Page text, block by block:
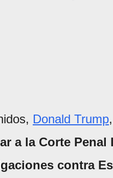
Donald Trump
a la Corte Penal
contra